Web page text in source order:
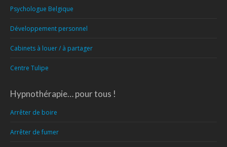
Psychologue Belgique
Développement personnel
Cabinets à louer / à partager
Centre Tulipe
Hypnothérapie… pour tous !
Arrêter de boire
Arrêter de fumer